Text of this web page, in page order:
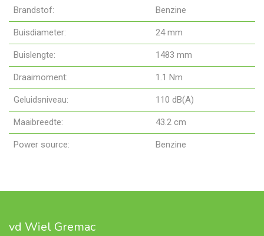
Brandstof: Benzine
Buisdiameter: 24 mm
Buislengte: 1483 mm
Draaimoment: 1.1 Nm
Geluidsniveau: 110 dB(A)
Maaibreedte: 43.2 cm
Power source: Benzine
vd Wiel Gremac